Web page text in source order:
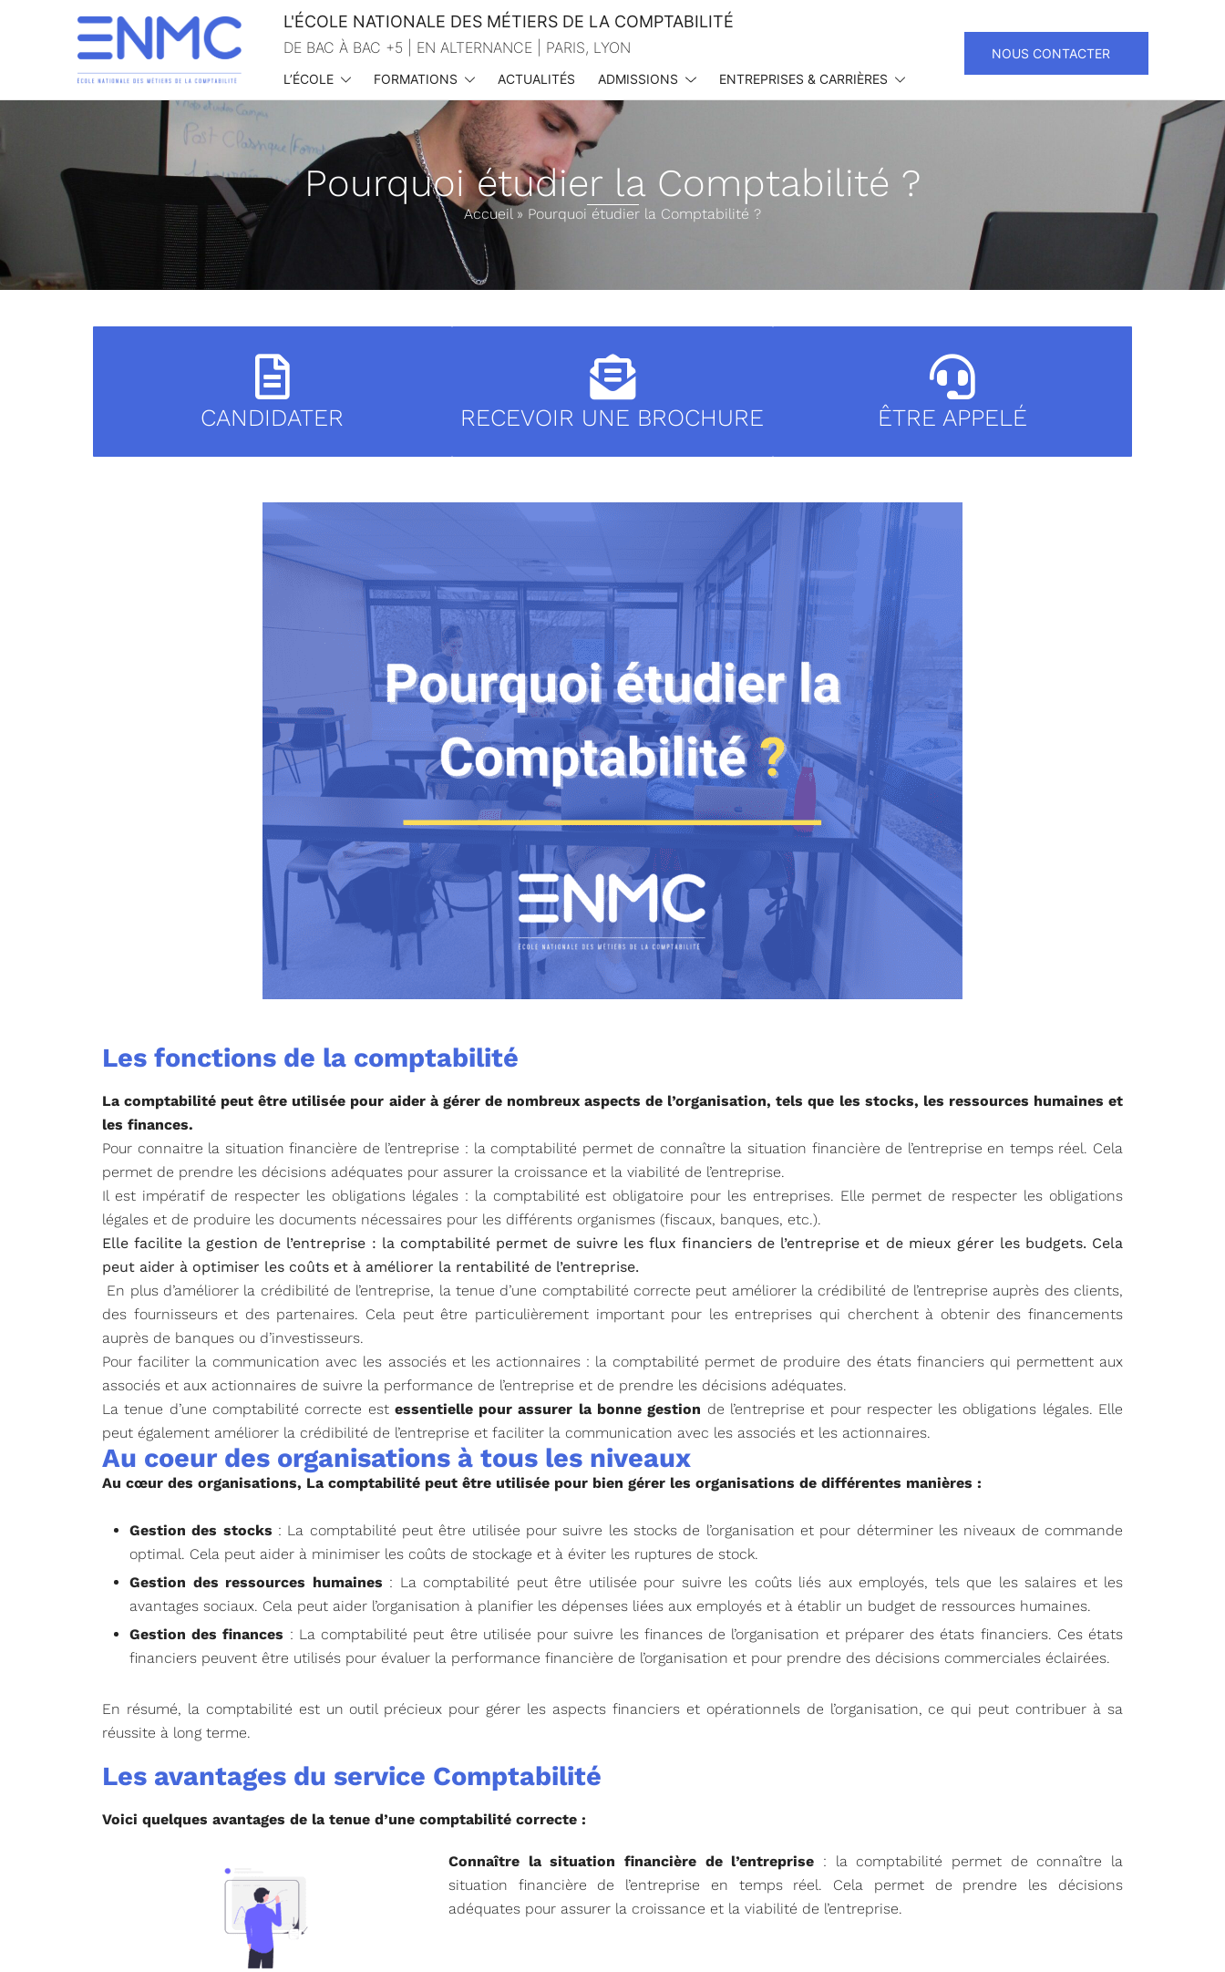
École nationale des métiers de la comptabilité
L'ÉCOLE NATIONALE DES MÉTIERS DE LA COMPTABILITÉ
DE BAC À BAC +5 | EN ALTERNANCE | PARIS, LYON
L’ÉCOLE FORMATIONS ACTUALITÉS ADMISSIONS ENTREPRISES & CARRIÈRES
NOUS CONTACTER
Pourquoi étudier la Comptabilité ?
Accueil» Pourquoi étudier la Comptabilité ?
CANDIDATER RECEVOIR UNE BROCHURE ÊTRE APPELÉ
Les fonctions de la comptabilité
La comptabilité peut être utilisée pour aider à gérer de nombreux aspects de l’organisation, tels que les stocks, les ressources humaines et
les finances.
Pour connaitre la situation financière de l’entreprise : la comptabilité permet de connaître la situation financière de l’entreprise en temps réel. Cela
permet de prendre les décisions adéquates pour assurer la croissance et la viabilité de l’entreprise.
Il est impératif de respecter les obligations légales : la comptabilité est obligatoire pour les entreprises. Elle permet de respecter les obligations
légales et de produire les documents nécessaires pour les différents organismes (fiscaux, banques, etc.).
Elle facilite la gestion de l’entreprise : la comptabilité permet de suivre les flux financiers de l’entreprise et de mieux gérer les budgets. Cela
peut aider à optimiser les coûts et à améliorer la rentabilité de l’entreprise.
En plus d’améliorer la crédibilité de l’entreprise, la tenue d’une comptabilité correcte peut améliorer la crédibilité de l’entreprise auprès des clients,
des fournisseurs et des partenaires. Cela peut être particulièrement important pour les entreprises qui cherchent à obtenir des financements
auprès de banques ou d’investisseurs.
Pour faciliter la communication avec les associés et les actionnaires : la comptabilité permet de produire des états financiers qui permettent aux
associés et aux actionnaires de suivre la performance de l’entreprise et de prendre les décisions adéquates.
La tenue d’une comptabilité correcte est essentielle pour assurer la bonne gestion de l’entreprise et pour respecter les obligations légales. Elle
peut également améliorer la crédibilité de l’entreprise et faciliter la communication avec les associés et les actionnaires.
Au coeur des organisations à tous les niveaux
Au cœur des organisations, La comptabilité peut être utilisée pour bien gérer les organisations de différentes manières :
Gestion des stocks : La comptabilité peut être utilisée pour suivre les stocks de l’organisation et pour déterminer les niveaux de commande
optimal. Cela peut aider à minimiser les coûts de stockage et à éviter les ruptures de stock.
Gestion des ressources humaines : La comptabilité peut être utilisée pour suivre les coûts liés aux employés, tels que les salaires et les
avantages sociaux. Cela peut aider l’organisation à planifier les dépenses liées aux employés et à établir un budget de ressources humaines.
Gestion des finances : La comptabilité peut être utilisée pour suivre les finances de l’organisation et préparer des états financiers. Ces états
financiers peuvent être utilisés pour évaluer la performance financière de l’organisation et pour prendre des décisions commerciales éclairées.
En résumé, la comptabilité est un outil précieux pour gérer les aspects financiers et opérationnels de l’organisation, ce qui peut contribuer à sa
réussite à long terme.
Les avantages du service Comptabilité
Voici quelques avantages de la tenue d’une comptabilité correcte :
Connaître la situation financière de l’entreprise : la comptabilité permet de connaître la
situation financière de l’entreprise en temps réel. Cela permet de prendre les décisions
adéquates pour assurer la croissance et la viabilité de l’entreprise.